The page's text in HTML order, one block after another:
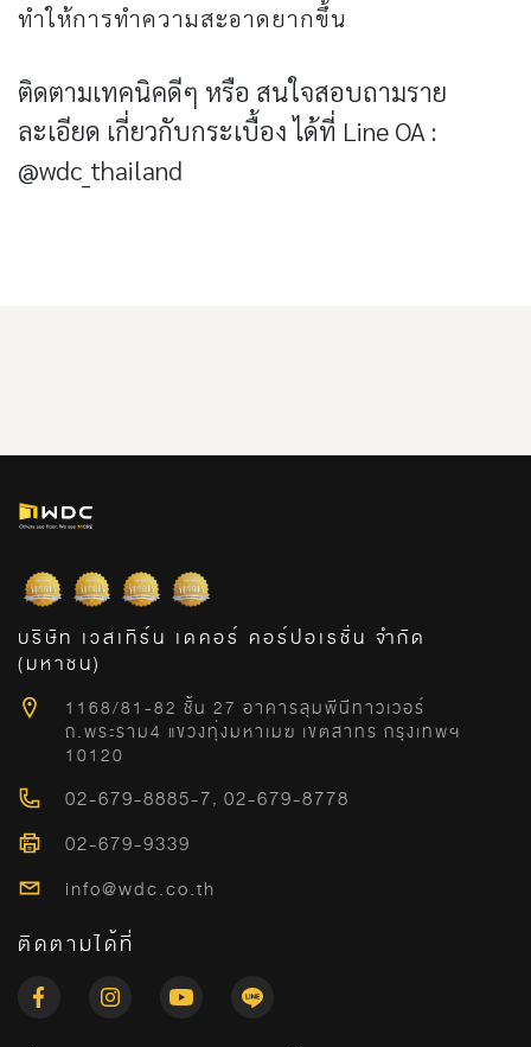
ทำให้การทำความสะอาดยากขึ้น
ติดตามเทคนิคดีๆ หรือ สนใจสอบถามราย
ละเอียด เกี่ยวกับกระเบื้อง ได้ที่ Line OA :
@wdc_thailand
บริษัท เวสเทิร์น เดคอร์ คอร์ปอเรชั่น จำกัด
(มหาชน)
1168/81-82 ชั้น 27 อาคารลุมพีนีทาวเวอร์
ถ.พระราม4 แขวงทุ่งมหาเมฆ เขตสาทร กรุงเทพฯ
10120
02-679-8885-7, 02-679-8778
02-679-9339
info@wdc.co.th
ติดตามได้ที่